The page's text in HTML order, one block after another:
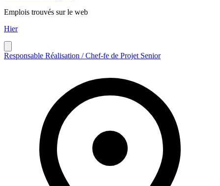
Emplois trouvés sur le web
Hier
Responsable Réalisation / Chef-fe de Projet Senior